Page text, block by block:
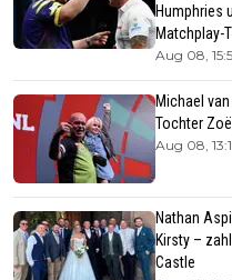
Humphries
Matchplay-
Aug 08,
Michael
Tochter
Aug 08,
Nathan
Kirsty –
Castle